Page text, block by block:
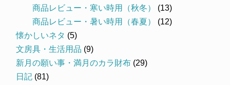
商品レビュー・寒い時用（秋冬）
(13)
商品レビュー・暑い時用（春夏）
(12)
懐かしいネタ (5)
文房具・生活用品 (9)
新月の願い事・満月のカラ財布 (29)
日記 (81)